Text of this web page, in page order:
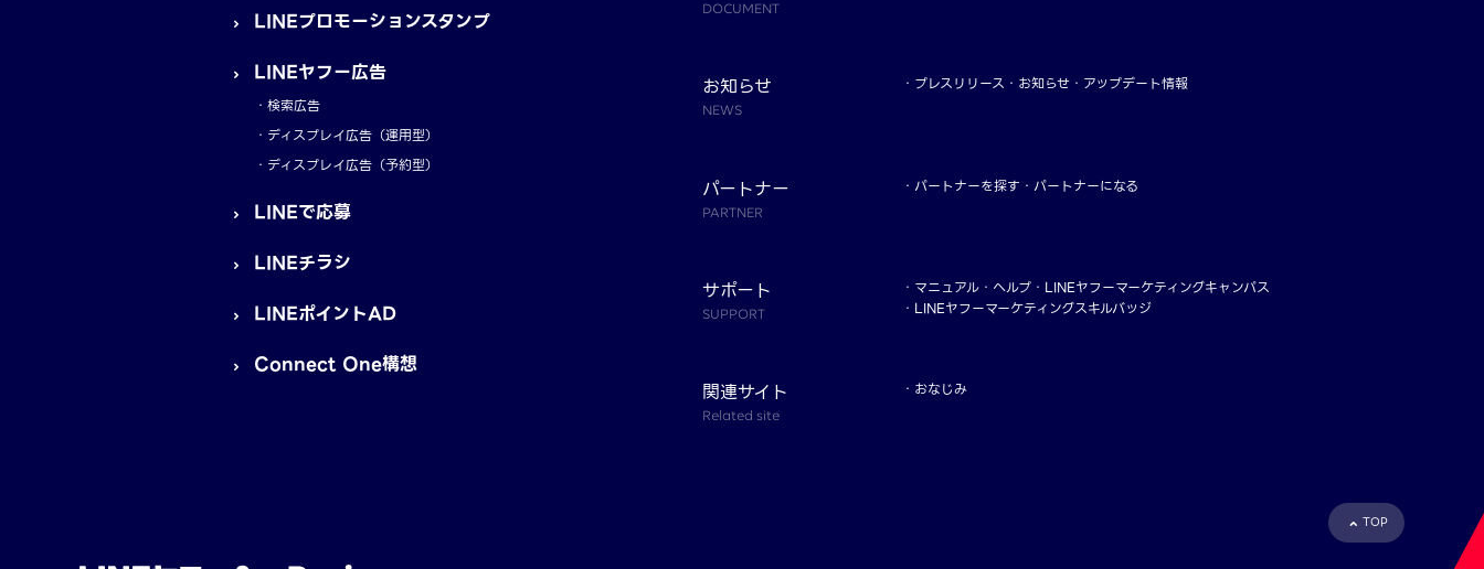
LINEプロモーションスタンプ
LINEヤフー広告
検索広告
ディスプレイ広告（運用型）
ディスプレイ広告（予約型）
LINEで応募
LINEチラシ
LINEポイントAD
Connect One構想
DOCUMENT
お知らせ
NEWS
プレスリリース お知らせ アップデート情報
パートナー
PARTNER
パートナーを探す パートナーになる
サポート
SUPPORT
マニュアル・ヘルプ
LINEヤフーマーケティングキャンパス
LINEヤフーマーケティングスキルバッジ
関連サイト
Related site
おなじみ
TOP